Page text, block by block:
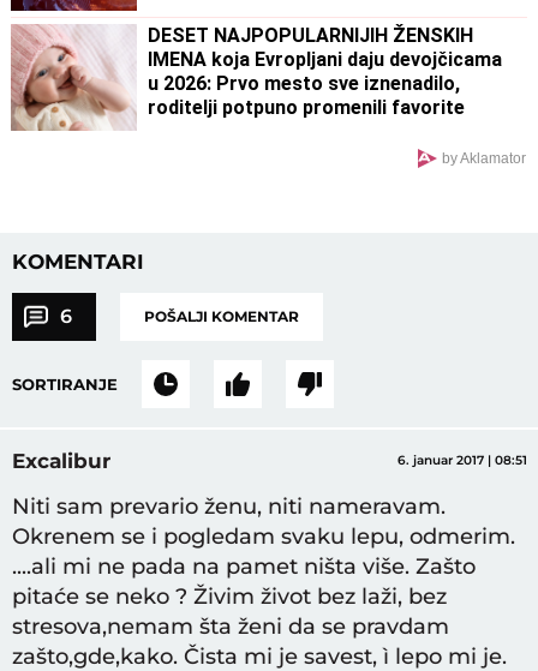
DESET NAJPOPULARNIJIH ŽENSKIH
IMENA koja Evropljani daju devojčicama
u 2026: Prvo mesto sve iznenadilo,
roditelji potpuno promenili favorite
by Aklamator
KOMENTARI
6 POŠALJI KOMENTAR
SORTIRANJE
Excalibur 6. januar 2017 | 08:51
Niti sam prevario ženu, niti nameravam.
Okrenem se i pogledam svaku lepu, odmerim.
....ali mi ne pada na pamet ništa više. Zašto
pitaće se neko ? Živim život bez laži, bez
stresova,nemam šta ženi da se pravdam
zašto,gde,kako. Čista mi je savest, ì lepo mi je.